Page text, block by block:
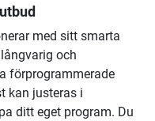
med sitt smarta
och
förprogrammerade
kan justeras i
ditt eget program. Du